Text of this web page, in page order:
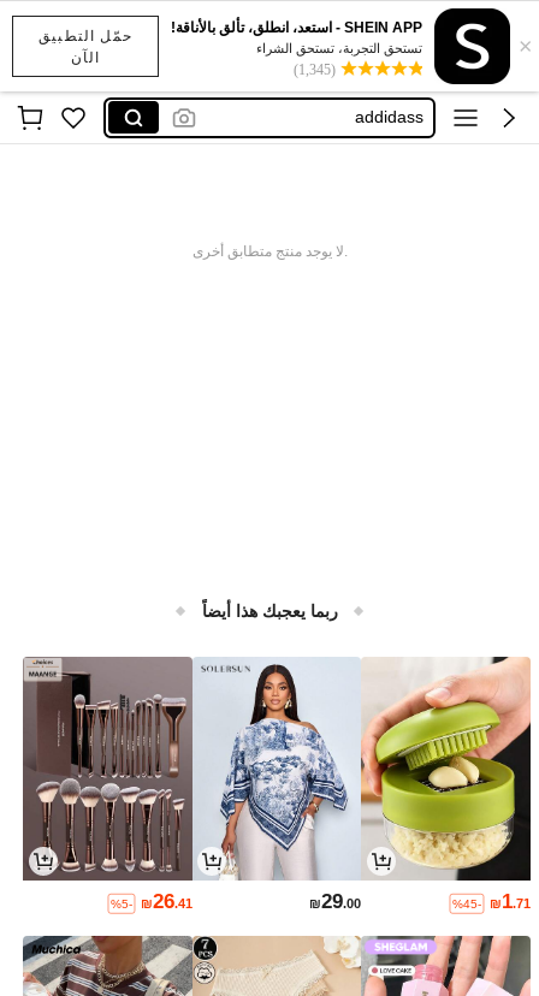
حمّل التطبيق
الآن
×
SHEIN APP - استعد، انطلق، تألق بالأناقة!
تستحق التجربة، تستحق الشراء
(1,345)
نايك احذيه
granola
addidass
.لا يوجد منتج متطابق أخرى
ربما يعجبك هذا أيضاً
₪1.71
%45-
₪29.00
₪26.41
%5-